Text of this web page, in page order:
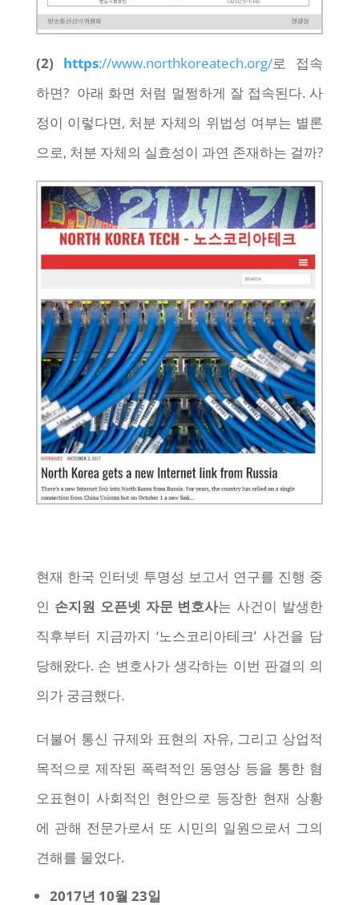
(2) https://www.northkoreatech.org/로 접속
하면? 아래 화면 처럼 멀쩡하게 잘 접속된다. 사
정이 이렇다면, 처분 자체의 위법성 여부는 별론
으로, 처분 자체의 실효성이 과연 존재하는 걸까?
현재 한국 인터넷 투명성 보고서 연구를 진행 중
인 손지원 오픈넷 자문 변호사는 사건이 발생한
직후부터 지금까지 ‘노스코리아테크’ 사건을 담
당해왔다. 손 변호사가 생각하는 이번 판결의 의
의가 궁금했다.
더불어 통신 규제와 표현의 자유, 그리고 상업적
목적으로 제작된 폭력적인 동영상 등을 통한 혐
오표현이 사회적인 현안으로 등장한 현재 상황
에 관해 전문가로서 또 시민의 일원으로서 그의
견해를 물었다.
2017년 10월 23일